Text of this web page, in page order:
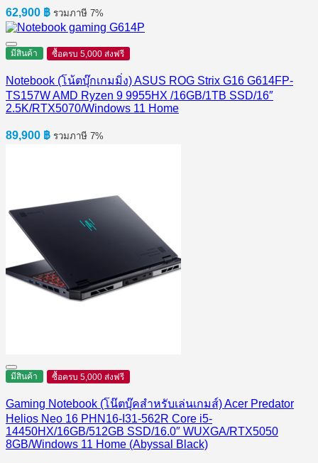
62,900 ฿ รวมภาษี 7%
มีสินค้า ซื้อครบ 5,000 ส่งฟรี
Notebook (โน้ตบุ๊กเกมมิ่ง) ASUS ROG Strix G16 G614FP-
TS157W AMD Ryzen 9 9955HX /16GB/1TB SSD/16″
2.5K/RTX5070/Windows 11 Home
89,900 ฿ รวมภาษี 7%
มีสินค้า ซื้อครบ 5,000 ส่งฟรี
Gaming Notebook (โน๊ตบุ๊คสำหรับเล่นเกมส์) Acer Predator
Helios Neo 16 PHN16-I31-562R Core i5-
14450HX/16GB/512GB SSD/16.0″ WUXGA/RTX5050
8GB/Windows 11 Home (Abyssal Black)